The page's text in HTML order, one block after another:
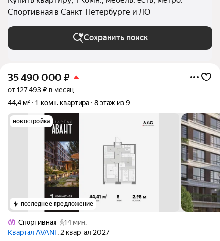
Спортивная в Санкт-Петербурге и ЛО
Сохранить поиск
35 490 000 ₽
от 127 493 ₽ в месяц
44,4 м²
1-комн. квартира 8 этаж из 9
новостройка
последнее предложение
Спортивная
14 мин.
Квартал AVANT, 2 квартал 2027